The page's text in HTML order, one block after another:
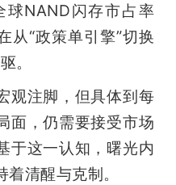
球NAND闪存市占率
从“政策单引擎”切换
。
观注脚，但具体到每
面，仍需要接受市场
于这一认知，曙光内
清醒与克制。